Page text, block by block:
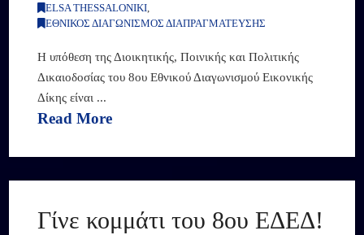
ELSA THESSALONIKI,
ΕΘΝΙΚΟΣ ΔΙΑΓΩΝΙΣΜΟΣ ΔΙΑΠΡΑΓΜΑΤΕΥΣΗΣ
Η υπόθεση της Διοικητικής, Ποινικής και Πολιτικής
Δικαιοδοσίας του 8ου Εθνικού Διαγωνισμού Εικονικής
Δίκης είναι ...
Read More
Γίνε κομμάτι του 8ου ΕΔΕΔ!